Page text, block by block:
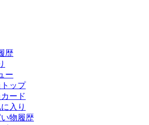
歴
ー
ップ
ード
入り
物履歴